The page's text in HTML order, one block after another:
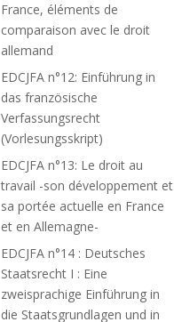
France, éléments de
comparaison avec le droit
allemand
EDCJFA n°12: Einführung in
das französische
Verfassungsrecht
(Vorlesungsskript)
EDCJFA n°13: Le droit au
travail -son développement et
sa portée actuelle en France
et en Allemagne-
EDCJFA n°14 : Deutsches
Staatsrecht I : Eine
zweisprachige Einführung in
die Staatsgrundlagen und in